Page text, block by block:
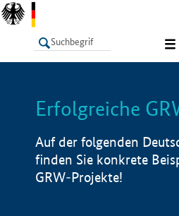
LISTE
Erfolgreiche
Auf der folgenden
finden Sie konkrete
GRW-Projekte!